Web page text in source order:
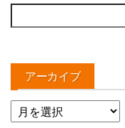
索:
アーカイブ
ア
ー